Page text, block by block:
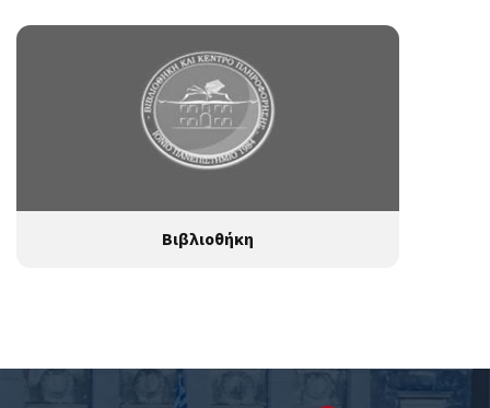
Βιβλιοθήκη